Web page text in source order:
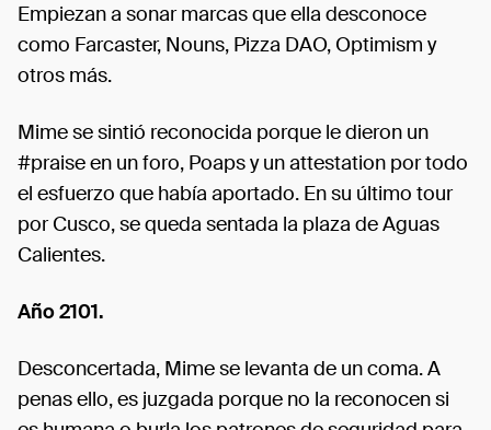
Empiezan a sonar marcas que ella desconoce
como Farcaster, Nouns, Pizza DAO, Optimism y
otros más.
Mime se sintió reconocida porque le dieron un
#praise en un foro, Poaps y un attestation por todo
el esfuerzo que había aportado. En su último tour
por Cusco, se queda sentada la plaza de Aguas
Calientes.
Año 2101.
Desconcertada, Mime se levanta de un coma. A
penas ello, es juzgada porque no la reconocen si